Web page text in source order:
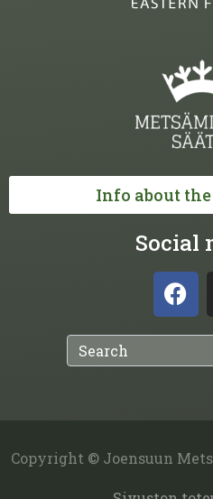
Info about
Social
Copyright © Joensuun